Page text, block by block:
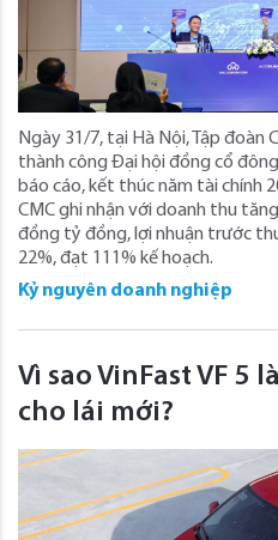
Ngày 31/7, tại Hà Nội, Tập đoàn
thành công Đại hội đồng cổ
báo cáo, kết thúc năm tài chính
CMC ghi nhận với doanh thu
đồng tỷ đồng, lợi nhuận trước
22%, đạt 111% kế hoạch.
Kỷ nguyên doanh nghiệp
Vì sao VinFast VF 5
cho lái mới?